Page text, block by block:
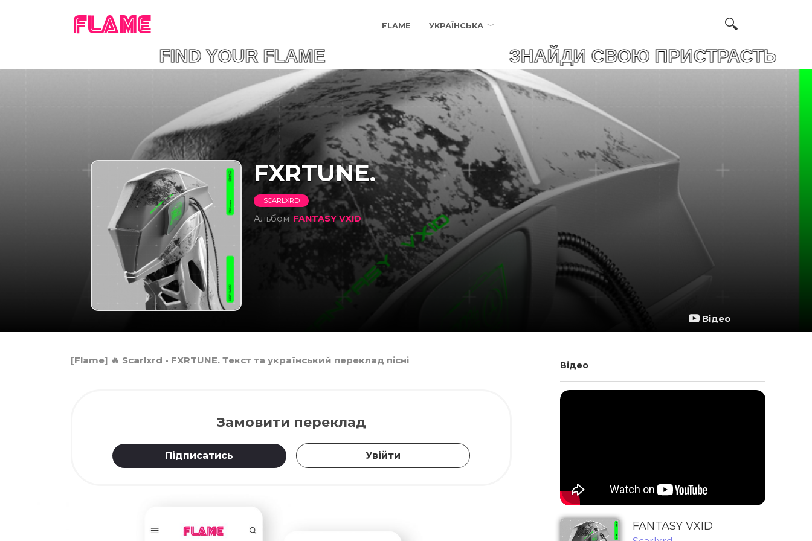
FLAME FLAME УКРАЇНСЬКА
FIND YOUR FLAME ЗНАЙДИ СВОЮ ПРИСТРАСТЬ
FXRTUNE.
SCARLXRD
Альбом FANTASY VXID
Відео
[Flame] 🔥 Scarlxrd - FXRTUNE. Текст та український переклад пісні
Замовити переклад
Підписатись Увійти
Відео
FANTASY VXID